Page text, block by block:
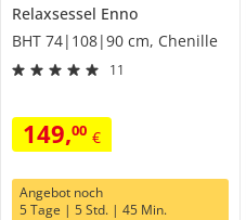
Relaxsessel Enno
BHT 74|108|90 cm, Chenille
11
149,00 €
Angebot noch
5 Tage | 5 Std. | 45 Min.